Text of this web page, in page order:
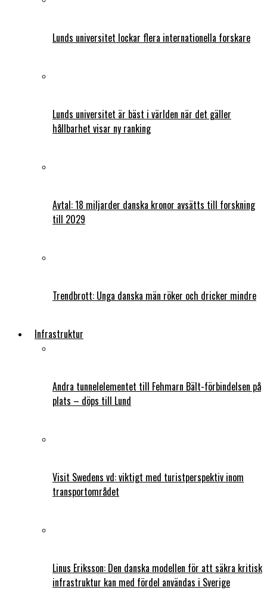
Lunds universitet lockar flera internationella forskare
Lunds universitet är bäst i världen när det gäller
hållbarhet visar ny ranking
Avtal: 18 miljarder danska kronor avsätts till forskning
till 2029
Trendbrott: Unga danska män röker och dricker mindre
Infrastruktur
Andra tunnelelementet till Fehmarn Bält-förbindelsen på
plats – döps till Lund
Visit Swedens vd: viktigt med turistperspektiv inom
transportområdet
Linus Eriksson: Den danska modellen för att säkra kritisk
infrastruktur kan med fördel användas i Sverige